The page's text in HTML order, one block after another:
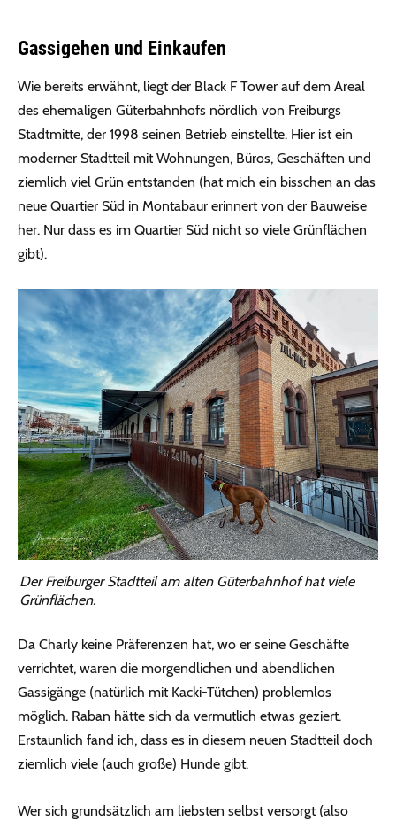
Gassigehen und Einkaufen
Wie bereits erwähnt, liegt der Black F Tower auf dem Areal
des ehemaligen Güterbahnhofs nördlich von Freiburgs
Stadtmitte, der 1998 seinen Betrieb einstellte. Hier ist ein
moderner Stadtteil mit Wohnungen, Büros, Geschäften und
ziemlich viel Grün entstanden (hat mich ein bisschen an das
neue Quartier Süd in Montabaur erinnert von der Bauweise
her. Nur dass es im Quartier Süd nicht so viele Grünflächen
gibt).
Der Freiburger Stadtteil am alten Güterbahnhof hat viele
Grünflächen.
Da Charly keine Präferenzen hat, wo er seine Geschäfte
verrichtet, waren die morgendlichen und abendlichen
Gassigänge (natürlich mit Kacki-Tütchen) problemlos
möglich. Raban hätte sich da vermutlich etwas geziert.
Erstaunlich fand ich, dass es in diesem neuen Stadtteil doch
ziemlich viele (auch große) Hunde gibt.
Wer sich grundsätzlich am liebsten selbst versorgt (also